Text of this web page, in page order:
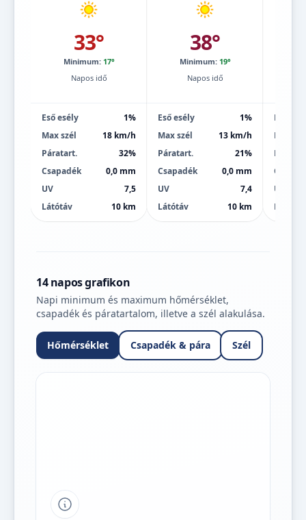
33°
Minimum: 17°
Napos idő
Eső esély
1%
Max szél
18 km/h
Páratart.
32%
Csapadék
0,0 mm
UV
7,5
Látótáv
10 km
38°
Minimum: 19°
Napos idő
Eső esély
1%
Max szél
13 km/h
Páratart.
21%
Csapadék
0,0 mm
UV
7,4
Látótáv
10 km
Eső
Max
UV
Látótáv
14 napos grafikon
Napi minimum és maximum hőmérséklet,
csapadék és páratartalom, illetve a szél alakulása.
Hőmérséklet Csapadék & pára Szél
Tipp a grafikon jelmagyarázatához